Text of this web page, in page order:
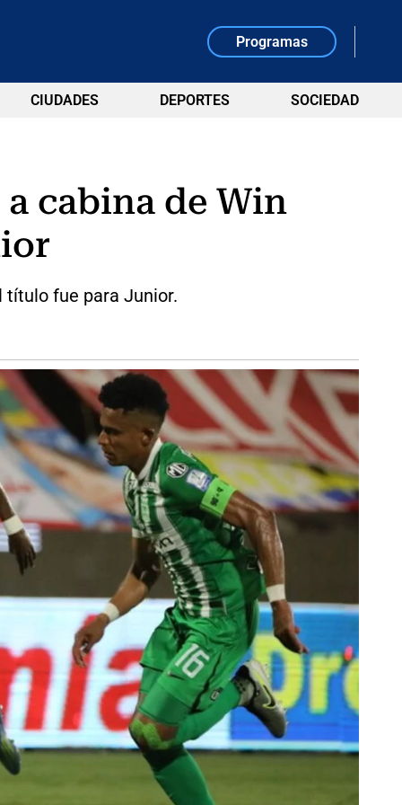
Programas
CIUDADES DEPORTES SOCIEDAD
cabina de Win
título fue para Junior.